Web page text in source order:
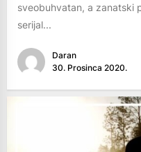
sveobuhvatan, a zanatski
serijal...
Daran
30. Prosinca 2020.